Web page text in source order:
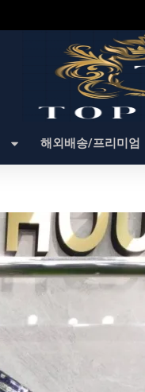
해외배송/프리미엄